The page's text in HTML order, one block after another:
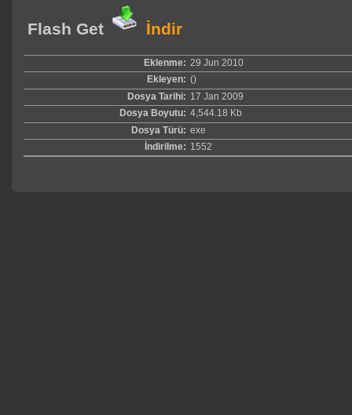
Flash Get İndir
Eklenme: 29 Jun 2010
Ekleyen: ()
Dosya Tarihi: 17 Jan 2009
Dosya Boyutu: 4,544.18 Kb
Dosya Türü: exe
İndirilme: 1552